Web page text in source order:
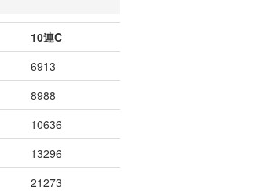
10連C
6913
8988
10636
13296
21273